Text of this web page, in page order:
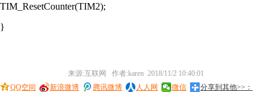
TIM_ResetCounter(TIM2);
}
来源:互联网 作者:karen 2018/11/2 10:40:01
QQ空间
新浪微博 腾讯微博 人人网 微信 分享到其他>>：